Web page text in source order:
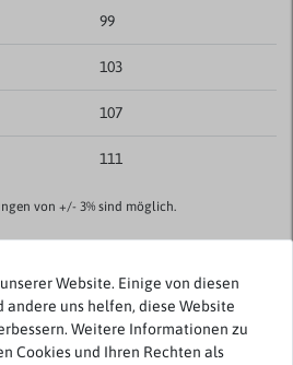
99
103
107
111
von +/- 3% sind möglich.
()
Website. Einige von diesen
andere uns helfen, diese Website
Weitere Informationen zu
Cookies und Ihren Rechten als